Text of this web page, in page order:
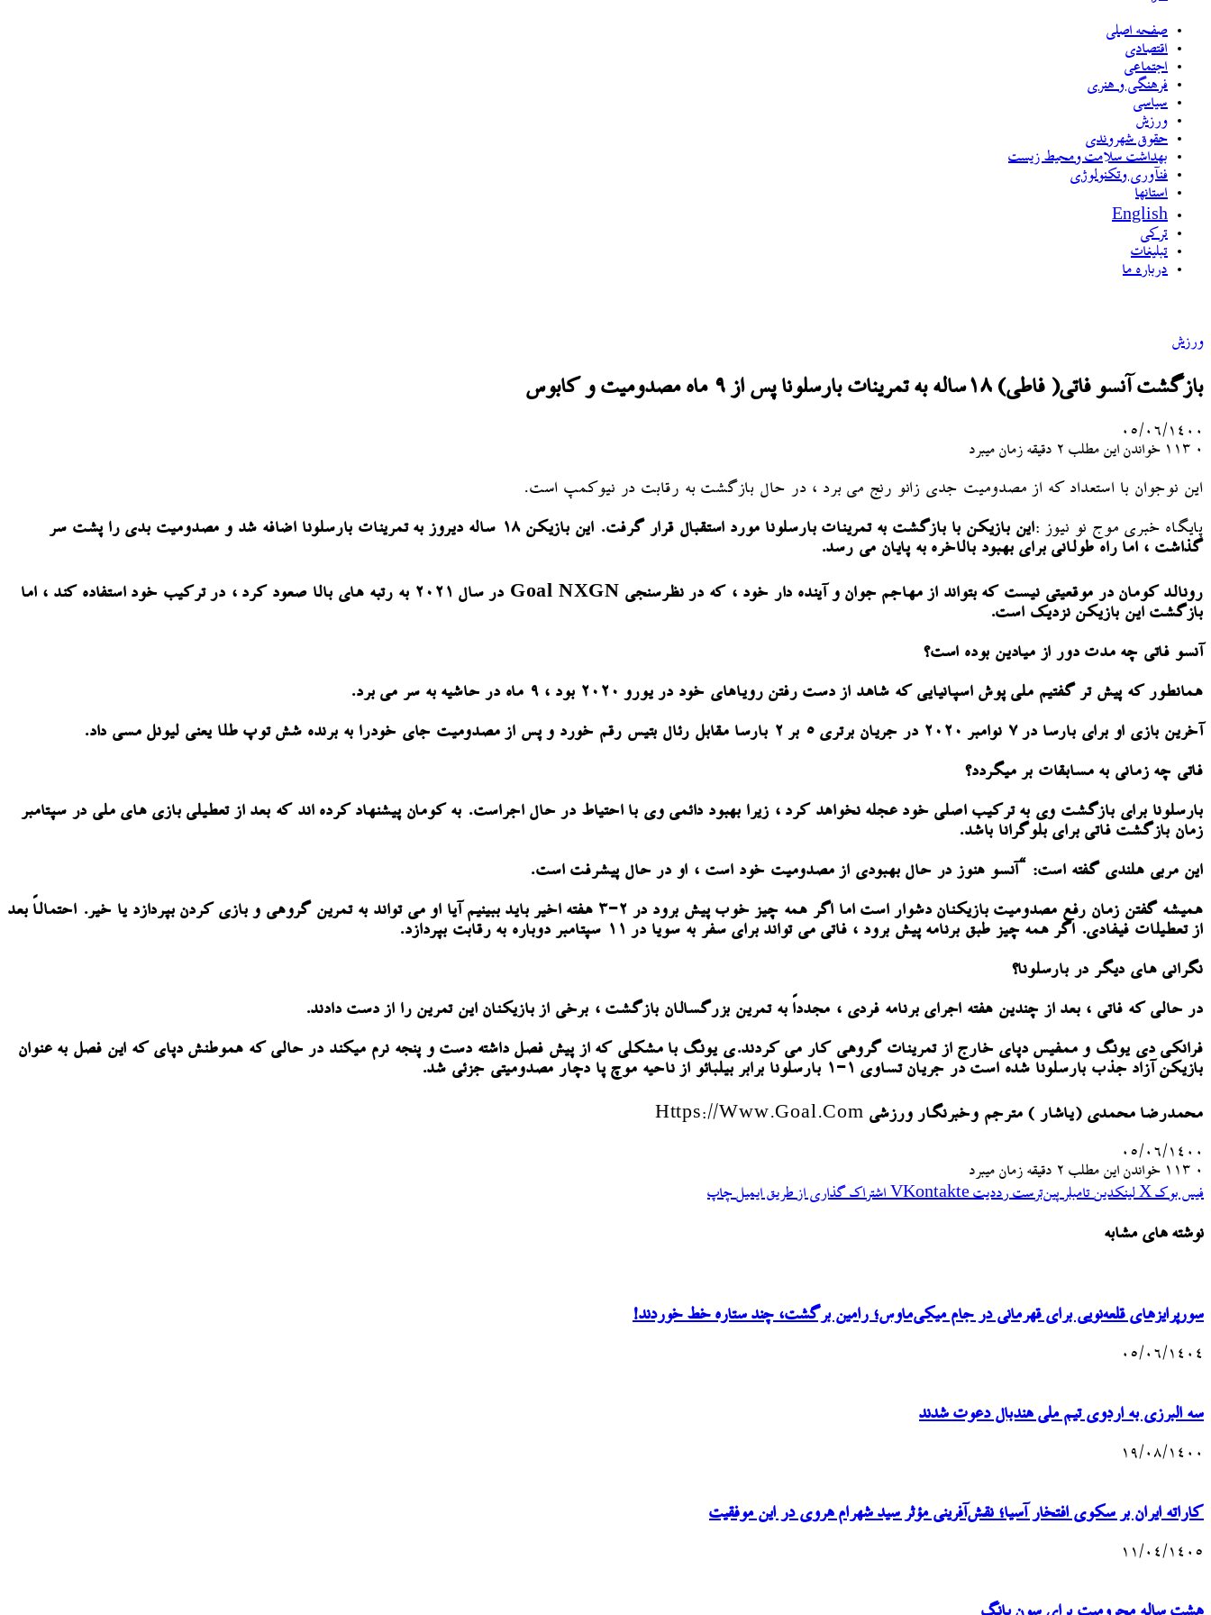
صفحه اصلی
اقتصادی
اجتماعی
فرهنگی و هنری
سیاسی
ورزش
حقوق شهروندی
بهداشت سلامت ومحیط زیست
فنآوری وتکنولوژی
استانها
English
ترکی
تبلیغات
درباره ما
ورزش
بازگشت آنسو فاتی( فاطی) ۱۸ساله به تمرینات بارسلونا پس از ۹ ماه مصدومیت و کابوس
۰۵/۰۶/۱۴۰۰
۰
خواندن این مطلب 2 دقیقه زمان میبرد
این نوجوان با استعداد که از مصدومیت جدی زانو رنج می برد ، در حال بازگشت به رقابت در نیوکمپ است.
پایگاه خبری موج نو نیوز :‌
این بازیکن با بازگشت به تمرینات بارسلونا مورد استقبال قرار گرفت. این بازیکن ۱۸ ساله دیروز به تمرینات بارسلونا اضافه شد و مصدومیت بدی را پشت سر
گذاشت ، اما راه طولانی برای بهبود بالاخره به پایان می رسد.
رونالد کومان در موقعیتی نیست که بتواند از مهاجم جوان و آینده دار خود ، که در نظرسنجی Goal NXGN در سال ۲۰۲۱ به رتبه های بالا صعود کرد ، در ترکیب خود استفاده کند ، اما
بازگشت این بازیکن نزدیک است.
آنسو فاتی چه مدت دور از میادین بوده است؟
همانطور که پیش تر گفتیم ملی پوش اسپانیایی که شاهد از دست رفتن رویاهای خود در یورو ۲۰۲۰ بود ، ۹ ماه در حاشیه به سر می برد.
آخرین بازی او برای بارسا در ۷ نوامبر ۲۰۲۰ در جریان برتری ۵ بر ۲ بارسا مقابل رئال بتیس رقم خورد و پس از مصدومیت جای خودرا به برنده شش توپ طلا یعنی لیونل مسی داد.
فاتی چه زمانی به مسابقات بر میگردد؟
بارسلونا برای بازگشت وی به ترکیب اصلی خود عجله نخواهد کرد ، زیرا بهبود دائمی وی با احتیاط در حال اجراست. به کومان پیشنهاد کرده اند که بعد از تعطیلی بازی های ملی در سپتامبر
زمان بازگشت فاتی برای بلوگرانا باشد.
این مربی هلندی گفته است: “آنسو هنوز در حال بهبودی از مصدومیت خود است ، او در حال پیشرفت است.
همیشه گفتن زمان رفع مصدومیت بازیکنان دشوار است اما اگر همه چیز خوب پیش برود در ۲-۳ هفته اخیر باید ببینیم آیا او می تواند به تمرین گروهی و بازی کردن بپردازد یا خیر. احتمالاً بعد
از تعطیلات فیفادی. اگر همه چیز طبق برنامه پیش برود ، فاتی می تواند برای سفر به سویا در ۱۱ سپتامبر دوباره به رقابت بپردازد
.
نگرانی های دیگر در بارسلونا؟
در حالی که فاتی ، بعد از چندین هفته اجرای برنامه فردی ، مجدداً به تمرین بزرگسالان بازگشت ، برخی از بازیکنان این تمرین را از دست دادند.
فرانکی دی یونگ و ممفیس دپای خارج از تمرینات گروهی کار می کردند.ی یونگ با مشکلی که از پیش فصل داشته دست و پنجه نرم میکند در حالی که هموطنش دپای که این فصل به عنوان
بازیکن آزاد جذب بارسلونا شده است در جریان تساوی ۱-۱ بارسلونا برابر بیلبائو از ناحیه موچ پا دچار مصدومیتی جزئی شد.
محمدرضا محمدی (یاشار ) مترجم وخبرنگار ورزشی Https://www.goal.com
۰۵/۰۶/۱۴۰۰
۰
خواندن این مطلب 2 دقیقه زمان میبرد
فیس بوک X لینکدین ‫تامبلر ‫پین‌ترست ‫رددیت ‫VKontakte اشتراک گذاری از طریق ایمیل چاپ
نوشته های مشابه
سورپرایزهای قلعه‌نویی برای قهرمانی در جام میکی‌ماوس؛ رامین برگشت، چند ستاره خط خوردند!
۰۵/۰۶/۱۴۰۴
سه البرزی به اردوی تیم ملی هندبال دعوت شدند
۱۹/۰۸/۱۴۰۰
کاراته ایران بر سکوی افتخار آسیا؛ نقش‌آفرینی مؤثر سید شهرام هروی در این موفقیت
۱۱/۰۴/۱۴۰۵